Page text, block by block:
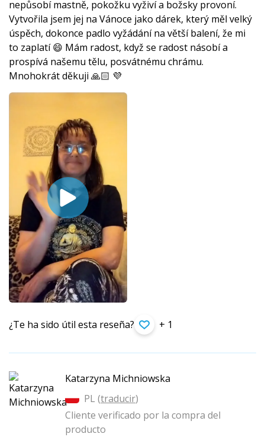
nepůsobí mastně, pokožku vyživí a božsky provoní.
Vytvořila jsem jej na Vánoce jako dárek, který měl velký
úspěch, dokonce padlo vyžádání na větší balení, že mi
to zaplatí 😄 Mám radost, když se radost násobí a
prospívá našemu tělu, posvátnému chrámu.
Mnohokrát děkuji 🙏🏻 💜
¿Te ha sido útil esta reseña? + 1
Katarzyna Michniowska
PL (traducir)
Cliente verificado por la compra del
producto